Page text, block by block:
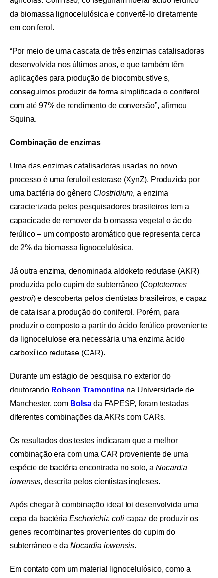
da biomassa lignocelulósica e convertê-lo diretamente
em coniferol.
“Por meio de uma cascata de três enzimas catalisadoras
desenvolvida nos últimos anos, e que também têm
aplicações para produção de biocombustíveis,
conseguimos produzir de forma simplificada o coniferol
com até 97% de rendimento de conversão”, afirmou
Squina.
Combinação de enzimas
Uma das enzimas catalisadoras usadas no novo
processo é uma feruloil esterase (XynZ). Produzida por
uma bactéria do gênero Clostridium, a enzima
caracterizada pelos pesquisadores brasileiros tem a
capacidade de remover da biomassa vegetal o ácido
ferúlico – um composto aromático que representa cerca
de 2% da biomassa lignocelulósica.
Já outra enzima, denominada aldoketo redutase (AKR),
produzida pelo cupim de subterrâneo (Coptotermes
gestroi) e descoberta pelos cientistas brasileiros, é capaz
de catalisar a produção do coniferol. Porém, para
produzir o composto a partir do ácido ferúlico proveniente
da lignocelulose era necessária uma enzima ácido
carboxílico redutase (CAR).
Durante um estágio de pesquisa no exterior do
doutorando Robson Tramontina na Universidade de
Manchester, com Bolsa da FAPESP, foram testadas
diferentes combinações da AKRs com CARs.
Os resultados dos testes indicaram que a melhor
combinação era com uma CAR proveniente de uma
espécie de bactéria encontrada no solo, a Nocardia
iowensis, descrita pelos cientistas ingleses.
Após chegar à combinação ideal foi desenvolvida uma
cepa da bactéria Escherichia coli capaz de produzir os
genes recombinantes provenientes do cupim do
subterrâneo e da Nocardia iowensis.
Em contato com um material lignocelulósico, como a